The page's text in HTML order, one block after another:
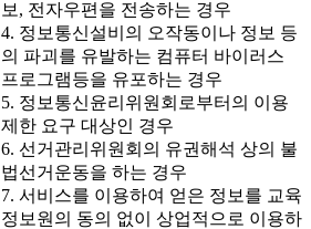
보, 전자우편을 전송하는 경우
4. 정보통신설비의 오작동이나 정보 등
의 파괴를 유발하는 컴퓨터 바이러스
프로그램등을 유포하는 경우
5. 정보통신윤리위원회로부터의 이용
제한 요구 대상인 경우
6. 선거관리위원회의 유권해석 상의 불
법선거운동을 하는 경우
7. 서비스를 이용하여 얻은 정보를 교육
정보원의 동의 없이 상업적으로 이용하